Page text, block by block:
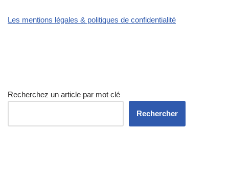
Les mentions légales & politiques de confidentialité
Recherchez un article par mot clé
Rechercher